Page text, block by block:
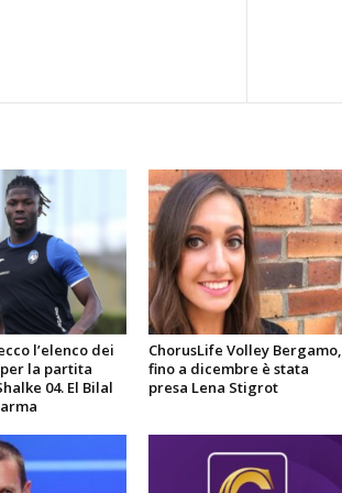
l’elenco dei
la partita
04. El Bilal
ChorusLife Volley Bergamo,
fino a dicembre è stata
presa Lena Stigrot